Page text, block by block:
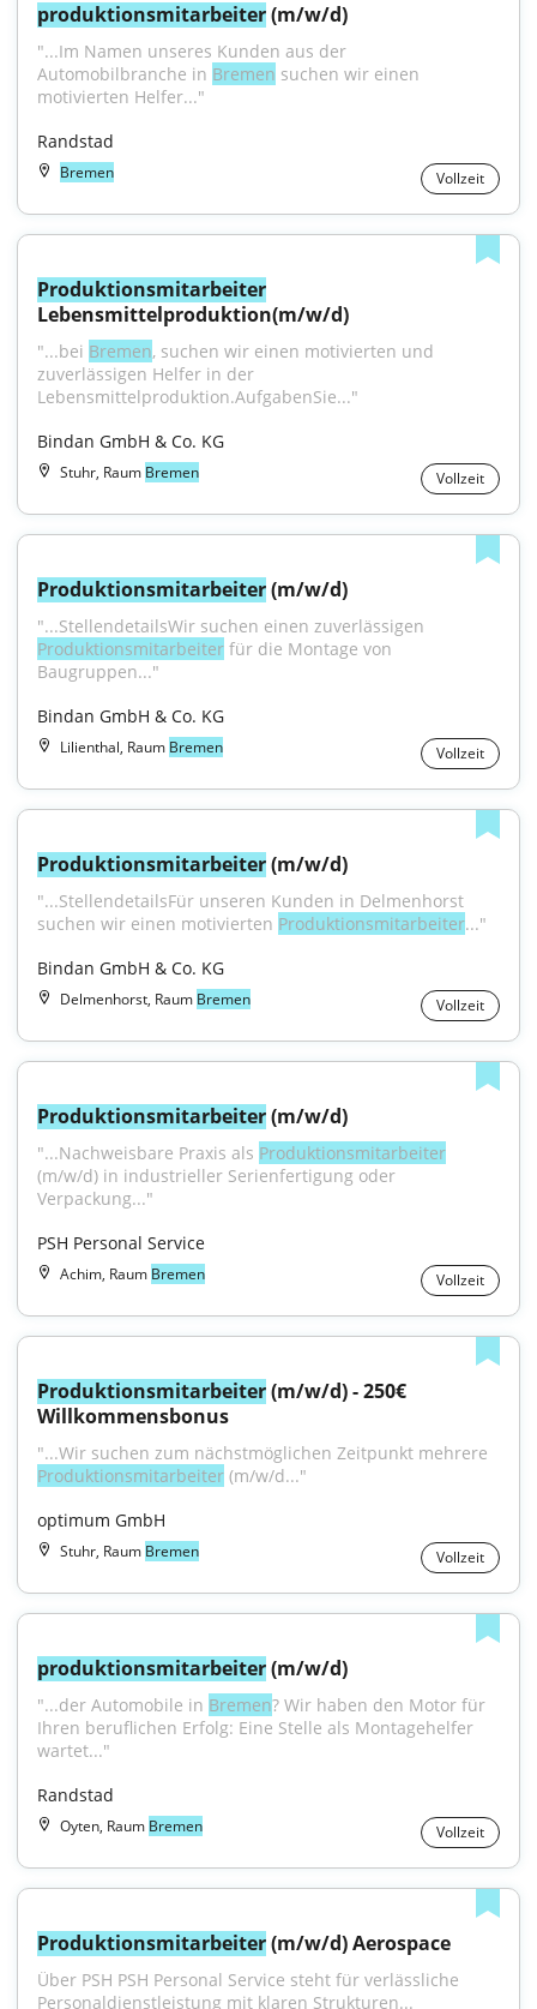
produktionsmitarbeiter (m/w/d)
"...Im Namen unseres Kunden aus der
Automobilbranche in Bremen suchen wir einen
motivierten Helfer..."
Randstad
Bremen Vollzeit
Produktionsmitarbeiter
Lebensmittelproduktion(m/w/d)
"...bei Bremen, suchen wir einen motivierten und
zuverlässigen Helfer in der
Lebensmittelproduktion.AufgabenSie..."
Bindan GmbH & Co. KG
Stuhr, Raum Bremen Vollzeit
Produktionsmitarbeiter (m/w/d)
Produktionsmitarbeiter für die Montage von
Baugruppen..."
Bindan GmbH & Co. KG
Lilienthal, Raum Bremen Vollzeit
Produktionsmitarbeiter (m/w/d)
"...StellendetailsFür unseren Kunden in Delmenhorst
suchen wir einen motivierten Produktionsmitarbeiter..."
Bindan GmbH & Co. KG
Delmenhorst, Raum Bremen Vollzeit
Produktionsmitarbeiter (m/w/d)
"...Nachweisbare Praxis als Produktionsmitarbeiter
(m/w/d) in industrieller Serienfertigung oder
Verpackung..."
PSH Personal Service
Achim, Raum Bremen Vollzeit
Produktionsmitarbeiter (m/w/d) - 250€
Willkommensbonus
Produktionsmitarbeiter (m/w/d..."
optimum GmbH
Stuhr, Raum Bremen Vollzeit
produktionsmitarbeiter (m/w/d)
"...der Automobile in Bremen? Wir haben den Motor für
Ihren beruflichen Erfolg: Eine Stelle als Montagehelfer
wartet..."
Randstad
Oyten, Raum Bremen Vollzeit
Produktionsmitarbeiter (m/w/d) Aerospace
Über PSH PSH Personal Service steht für verlässliche
Personaldienstleistung mit klaren Strukturen...